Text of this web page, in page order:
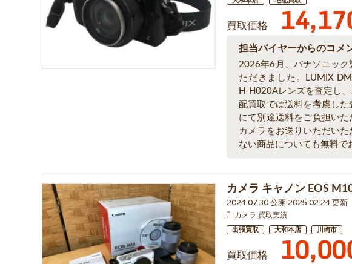
買取価格
担当バイヤーからのコメ
2026年6月、パナソニック
ただきました。LUMIX
H-H020Aレンズを査定し
配買取では送料を考慮し
にて別途送料をご負担い
カメラをお送りいただい
ない商品についても無料で
カメラ キャノン EOS
2024.07.30 公開 2025.02.24 更新
カメラ 買取実績
出張買取 大和本店 川崎市
買取価格